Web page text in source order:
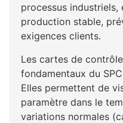
processus industriels,
production stable,
exigences clients.
Les cartes de
fondamentaux du
Elles permettent de
paramètre dans le
variations normales